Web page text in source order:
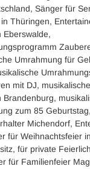
Sänger für
Thüringen,
Eberswalde,
Umrahmung für
mit DJ,
Brandenburg,
zum 85 Geburtstag,
Michendorf,
für Weihnachtsfeier in
für private
für Familienfeier